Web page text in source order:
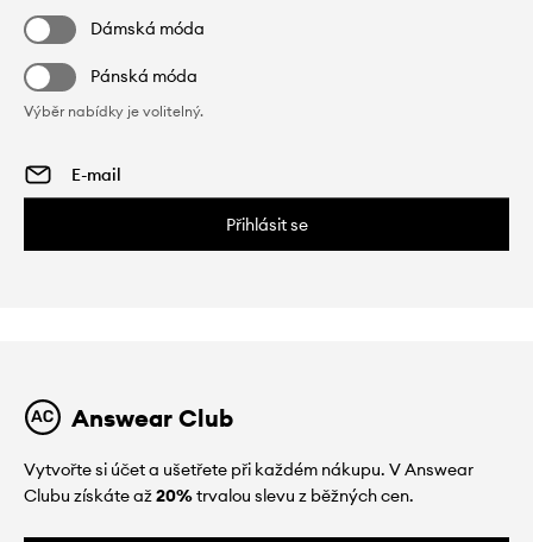
Dámská móda
Pánská móda
Výběr nabídky je volitelný.
Přihlásit se
Answear Club
Vytvořte si účet a ušetřete při každém nákupu. V Answear
Clubu získáte až20%trvalou slevu z běžných cen.